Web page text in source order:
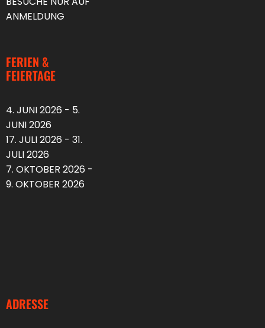
ANMELDUNG
FERIEN &
FEIERTAGE
4. JUNI 2026 - 5.
JUNI 2026
17. JULI 2026 - 31.
JULI 2026
7. OKTOBER 2026 -
9. OKTOBER 2026
ADRESSE